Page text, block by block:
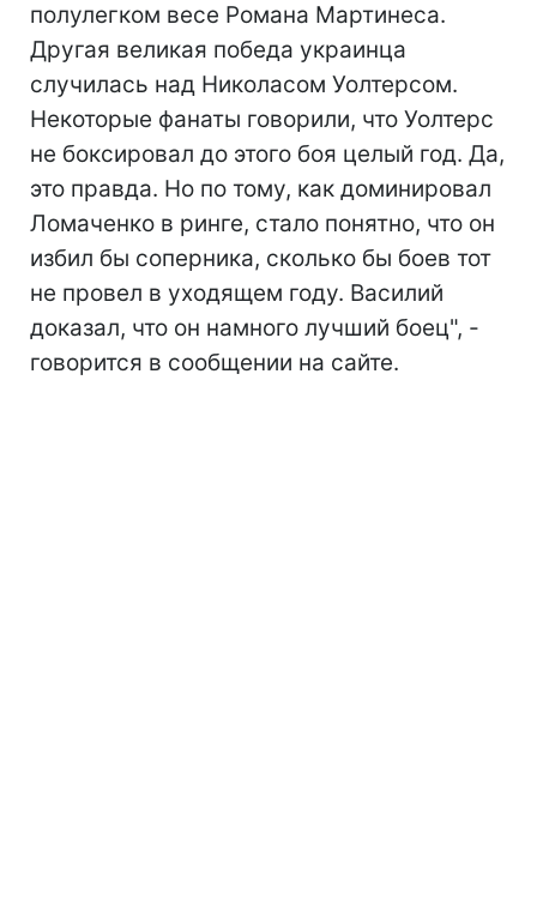
полулегком весе Романа Мартинеса.
Другая великая победа украинца
случилась над Николасом Уолтерсом.
Некоторые фанаты говорили, что Уолтерс
не боксировал до этого боя целый год. Да,
это правда. Но по тому, как доминировал
Ломаченко в ринге, стало понятно, что он
избил бы соперника, сколько бы боев тот
не провел в уходящем году. Василий
доказал, что он намного лучший боец", -
говорится в сообщении на сайте.